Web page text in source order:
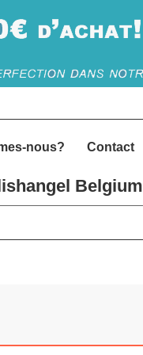
nous? Contact
Belgium